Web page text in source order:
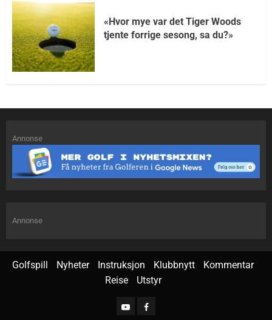
«Hvor mye var det Tiger Woods
tjente forrige sesong, sa du?»
Annonse
Annonse
Golfspill Nyheter Instruksjon Klubbnytt
Kommentar
Reise
Utstyr